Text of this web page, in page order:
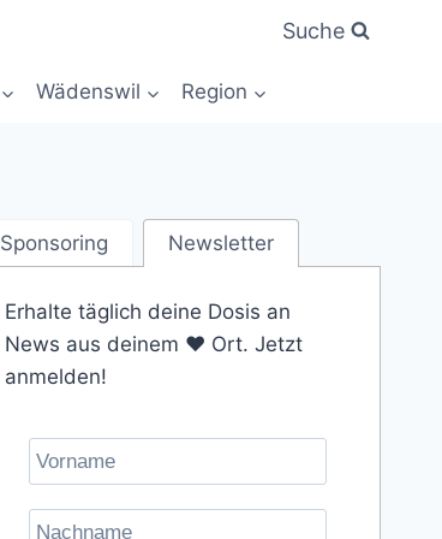
Suche
Wädenswil Region
Sponsoring Newsletter
Erhalte täglich deine Dosis an
News aus deinem ❤️ Ort. Jetzt
anmelden!